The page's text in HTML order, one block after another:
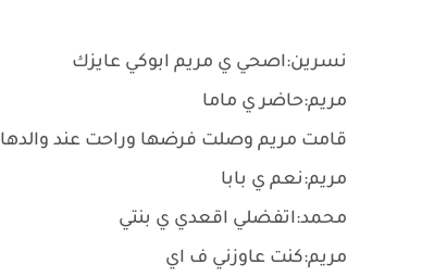
نسرين:اصحي ي مريم ابوكي عايزك
مريم:حاضر ي ماما
قامت مريم وصلت فرضها وراحت عند والدها
مريم:نعم ي بابا
محمد:اتفضلي اقعدي ي بنتي
مريم:كنت عاوزني ف اي